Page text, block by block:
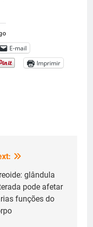
E-mail
Imprimir
glândula
pode afetar
funções do